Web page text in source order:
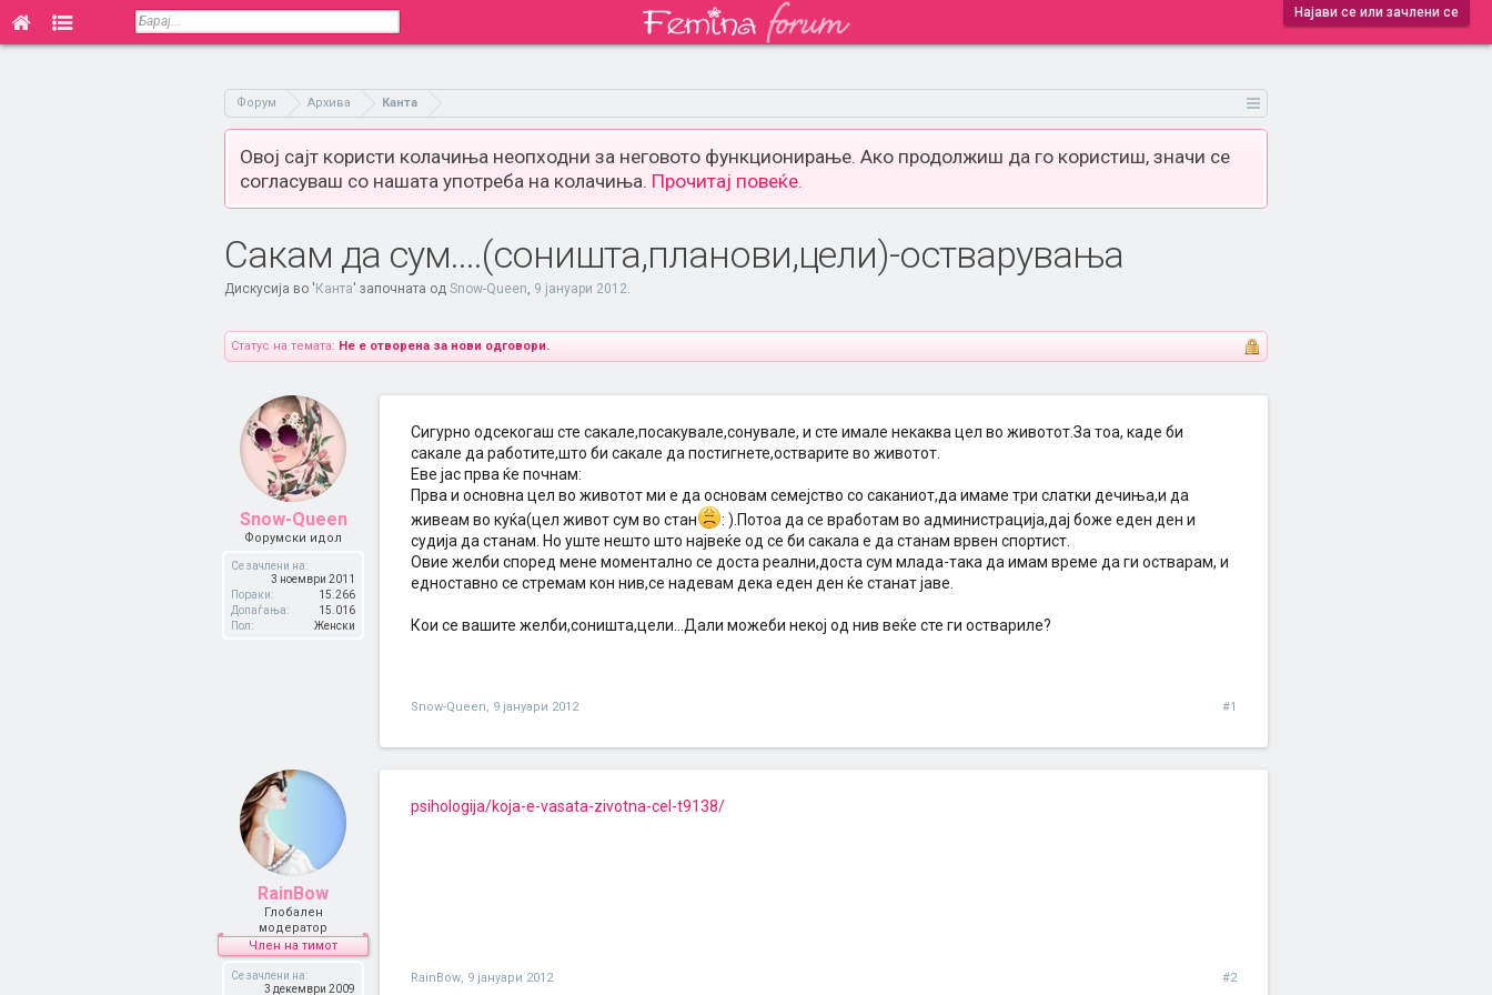
Најави се или зачлени се
Форум Архива Канта
Овој сајт користи колачиња неопходни за неговото функционирање. Ако продолжиш да го користиш, значи се
согласуваш со нашата употреба на колачиња. Прочитај повеќе.
Сакам да сум....(соништа,планови,цели)-остварувања
Дискусија во ' Канта' започната од Snow-Queen, 9 јануари 2012.
Статус на темата: Не е отворена за нови одговори.
Snow-Queen
Форумски идол
Се зачлени на:
3 ноември 2011
Пораки:
15.266
Допаѓања:
15.016
Пол:
Женски
Сигурно одсекогаш сте сакале,посакувале,сонувале, и сте имале некаква цел во животот.За тоа, каде би
сакале да работите,што би сакале да постигнете,остварите во животот.
Еве јас прва ќе почнам:
Прва и основна цел во животот ми е да основам семејство со саканиот,да имаме три слатки дечиња,и да
живеам во куќа(цел живот сум во стан
: ).Потоа да се вработам во администрација,дај боже еден ден и
судија да станам. Но уште нешто што највеќе од се би сакала е да станам врвен спортист.
Овие желби според мене моментално се доста реални,доста сум млада-така да имам време да ги остварам, и
едноставно се стремам кон нив,се надевам дека еден ден ќе станат јаве.
Кои се вашите желби,соништа,цели...Дали можеби некој од нив веќе сте ги оствариле?
Snow-Queen, 9 јануари 2012 #1
RainBow
Глобален
модератор
Член на тимот
Се зачлени на:
3 декември 2009
psihologija/koja-e-vasata-zivotna-cel-t9138/
RainBow, 9 јануари 2012 #2